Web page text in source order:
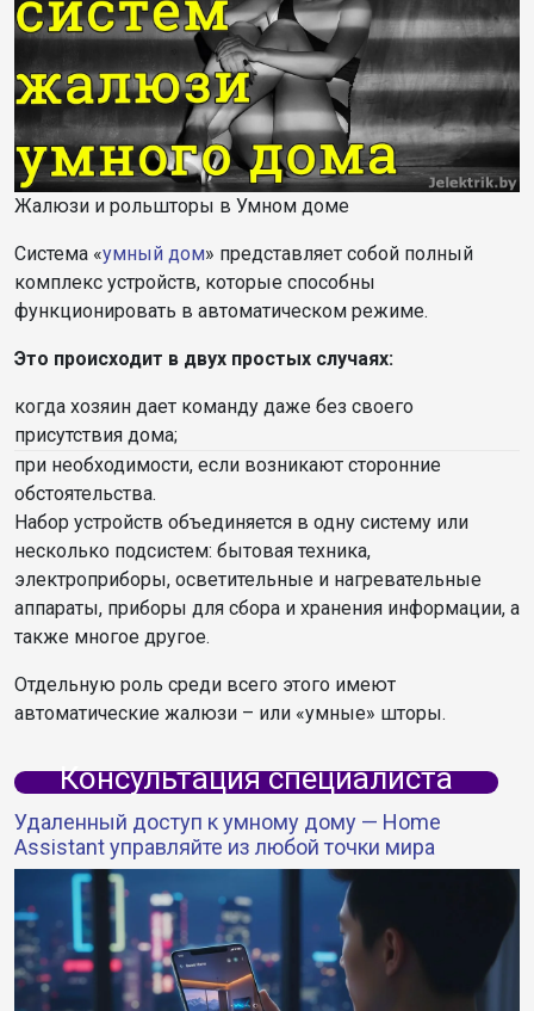
Жалюзи и рольшторы в Умном доме
Система «умный дом» представляет собой полный
комплекс устройств, которые способны
функционировать в автоматическом режиме.
Это происходит в двух простых случаях:
когда хозяин дает команду даже без своего
присутствия дома;
при необходимости, если возникают сторонние
обстоятельства.
Набор устройств объединяется в одну систему или
несколько подсистем: бытовая техника,
электроприборы, осветительные и нагревательные
аппараты, приборы для сбора и хранения информации, а
также многое другое.
Отдельную роль среди всего этого имеют
автоматические жалюзи – или «умные» шторы.
Консультация специалиста
Удаленный доступ к умному дому — Home
Assistant управляйте из любой точки мира